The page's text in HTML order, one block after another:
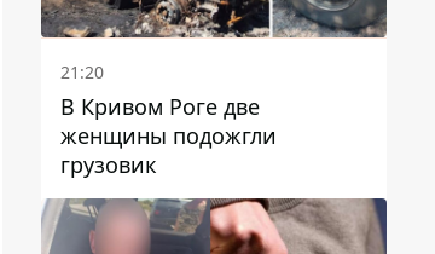
21:20
В Кривом Роге две
женщины подожгли
грузовик